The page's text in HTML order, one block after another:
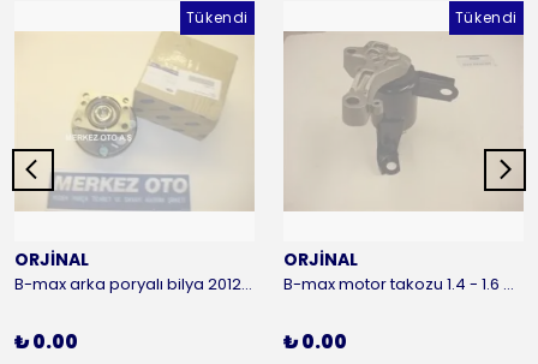
Tükendi
ORJİNAL
B-max arka poryalı bilya 2012-2016 ORJİNAL
₺ 0.00
Tükendi
ORJİNAL
B-max motor takozu 1.4 - 1.6 benzinli 2012-2016 ORJİNAL
₺ 0.00